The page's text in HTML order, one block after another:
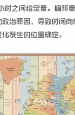
时之间给定量。偏移
治原因，导致时间
发生的位置确定。